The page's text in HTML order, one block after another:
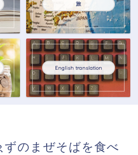
旅
English translation
のまぜそばを食べ